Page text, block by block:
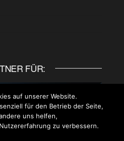
FÜR:
auf unserer Website.
für den Betrieb der Seite,
uns helfen,
zu verbessern.